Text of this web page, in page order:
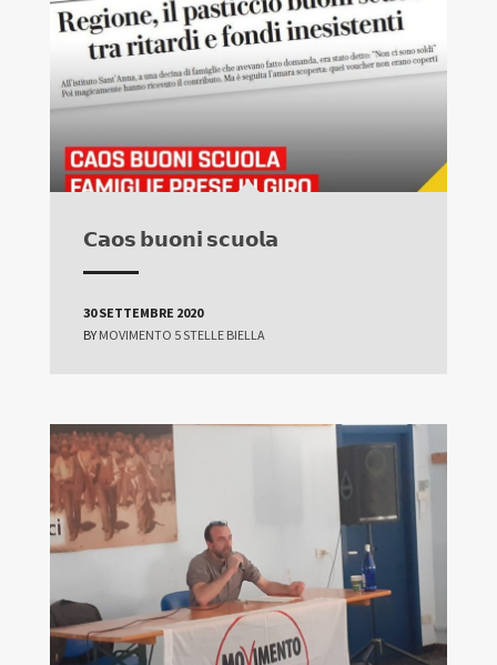
𝗖𝗮𝗼𝘀 𝗯𝘂𝗼𝗻𝗶 𝘀𝗰𝘂𝗼𝗹𝗮
30 SETTEMBRE 2020
BY MOVIMENTO 5 STELLE BIELLA